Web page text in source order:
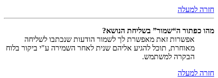
חזרה למעלה
מהו כפתור ה“שמור” בשליחת הנושא?
אפשרות זאת מאפשרת לך לשמור הודעות שנכתבו לשליחה
מאוחרת, תוכל להגיע אליהם שנית לאחר השמירה ע"י ביקור בלוח
הבקרה למשתמש.
חזרה למעלה